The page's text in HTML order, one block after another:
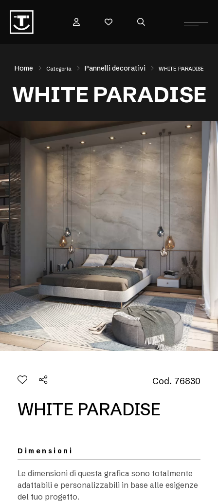
Home Categoria Pannelli decorativi WHITE PARADISE
WHITE PARADISE
Cod. 76830
WHITE PARADISE
Dimensioni
Le dimensioni di questa grafica sono totalmente
adattabili e personalizzabili in base alle esigenze
del tuo progetto.